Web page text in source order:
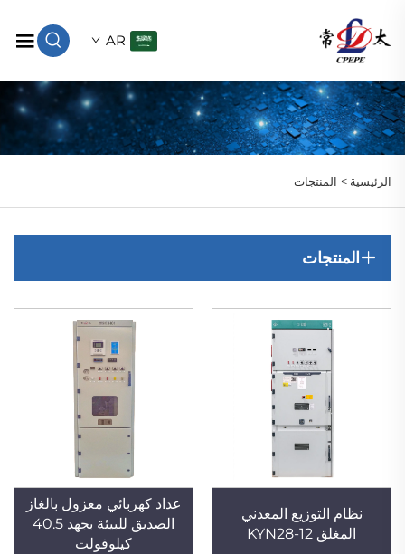
AR
الرئيسية > المنتجات
المنتجات
نظام التوزيع المعدني
المغلق KYN28-12
عداد كهربائي معزول بالغاز
الصديق للبيئة بجهد 40.5
كيلوفولت